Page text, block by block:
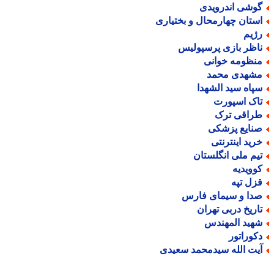
اندرویدی
چهارمحال و بختیاری
بازی پرسپولیس
خوانی
محمد
سید الشهدا
اسپورت
ترک
پزشکی
اینترنتی
ملی انگلستان
تپه
و سیمای فارس
دربی تهران
المهندس
الله سیدمحمد سعیدی